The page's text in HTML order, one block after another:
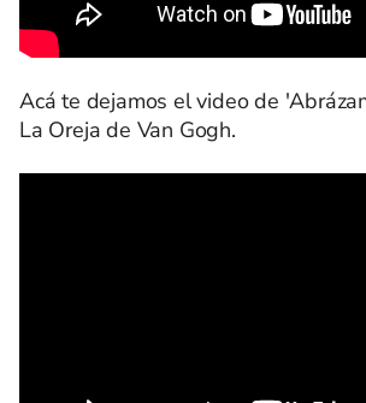
Acá te dejamos el video de
La Oreja de Van Gogh.